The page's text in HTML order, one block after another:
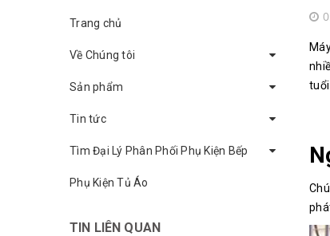
Trang chủ
Về Chúng tôi
Sản phẩm
Tin tức
Tìm Đại Lý Phân Phối Phụ Kiện Bếp
Phụ Kiện Tủ Áo
TIN LIÊN QUAN